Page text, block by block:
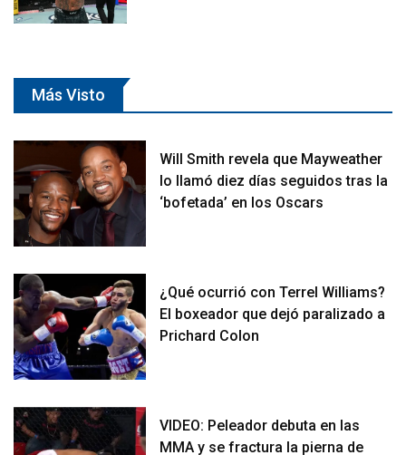
Más Visto
Will Smith revela que Mayweather
lo llamó diez días seguidos tras la
‘bofetada’ en los Oscars
¿Qué ocurrió con Terrel Williams?
El boxeador que dejó paralizado a
Prichard Colon
VIDEO: Peleador debuta en las
MMA y se fractura la pierna de